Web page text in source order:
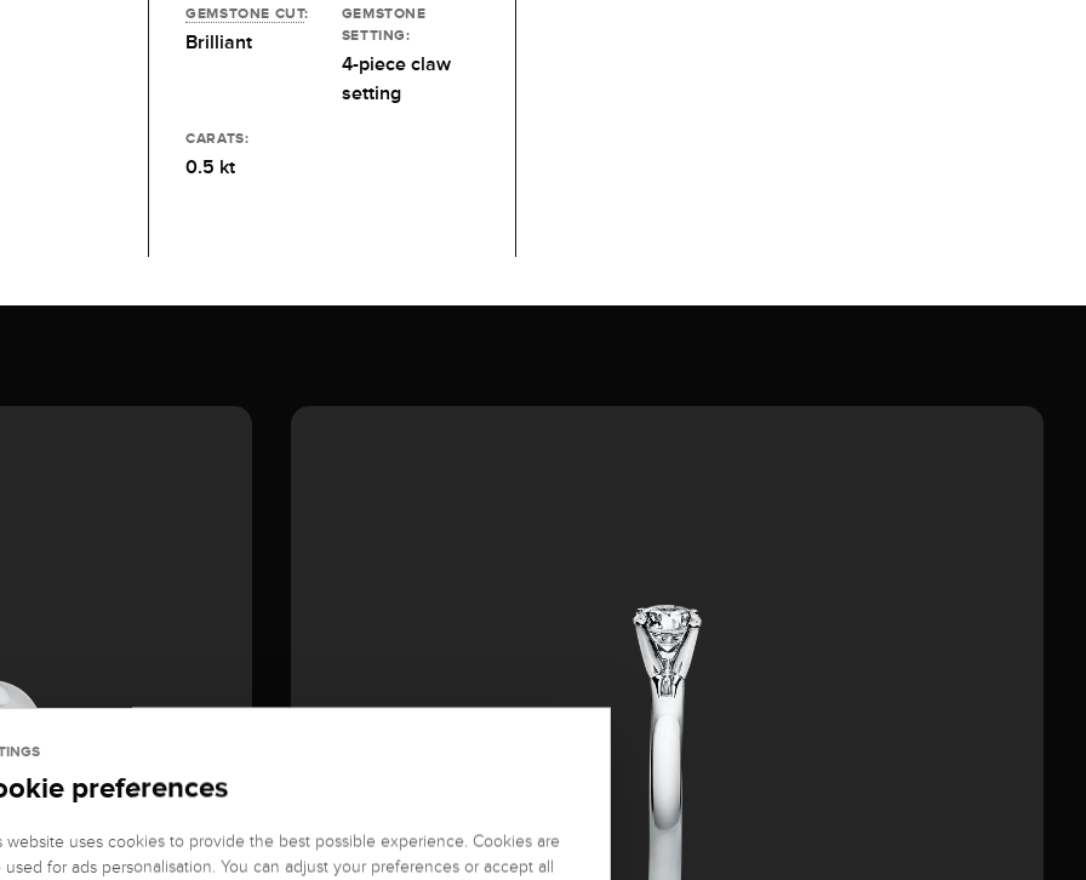
GEMSTONE CUT:
Brilliant
GEMSTONE
SETTING:
4-piece claw
setting
CARATS:
0.5 kt
preferences
website uses cookies to provide the best possible experience. Cookies are
used for ads personalisation. You can adjust your preferences or accept all